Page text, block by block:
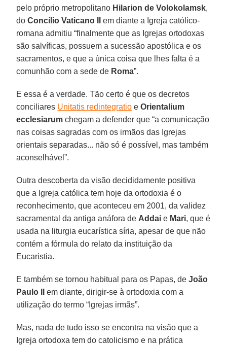
pelo próprio metropolitano Hilarion de Volokolamsk,
doConcílio Vaticano II
em diante a Igreja católico-
romana admitiu “finalmente que as Igrejas ortodoxas
são salvíficas, possuem a sucessão apostólica e os
sacramentos, e que a única coisa que lhes falta é a
comunhão com a sede de Roma”.
E essa é a verdade. Tão certo é que os decretos
conciliares Unitatis redintegratio eOrientalium
ecclesiarum chegam a defender que “a comunicação
nas coisas sagradas com os irmãos das Igrejas
orientais separadas... não só é possível, mas também
aconselhável”.
Outra descoberta da visão decididamente positiva
que a Igreja católica tem hoje da ortodoxia é o
reconhecimento, que aconteceu em 2001, da validez
sacramental da antiga anáfora de Addai e Mari, que é
usada na liturgia eucarística síria, apesar de que não
contém a fórmula do relato da instituição da
Eucaristia.
E também se tornou habitual para os Papas, deJoão
Paulo II
em diante, dirigir-se à ortodoxia com a
utilização do termo “Igrejas irmãs”.
Mas, nada de tudo isso se encontra na visão que a
Igreja ortodoxa tem do catolicismo e na prática